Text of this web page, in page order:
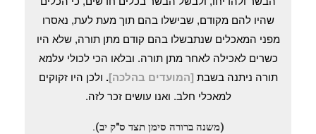
שהיו להם מקודם, שבישלו בהם תוך מעת לעת, נאסרו
מפני המאכלים שנתבשלו בהם קודם מתן תורה, שלא היו
כשרים לאכילה לאחר מתן תורה. ובלאו הכי לכולי עלמא
תורה ניתנה בשבת [המועדים בהלכה]. ולכן היו זקוקים
למאכלי חלב. ואנו עושים זכר לזה.
(משנה ברורה סימן תצד ס"ק יב).